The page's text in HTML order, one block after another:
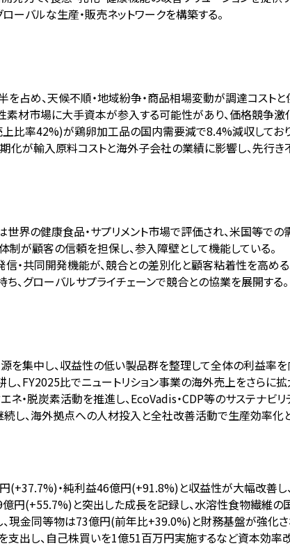
ーバルな生産・販売ネットワークを構築する。
占め、天候不順・地域紛争・商品相場変動が調達コストと
材市場に大手資本が参入する可能性があり、価格競争激
上比率42%)が鶏卵加工品の国内需要減で8.4%減収してお
化が輸入原料コストと海外子会社の業績に影響し、先行き
界の健康食品・サプリメント市場で評価され、米国等での
が顧客の信頼を担保し、参入障壁として機能している。
・共同開発機能が、競合との差別化と顧客粘着性を高める
、グローバルサプライチェーンで競合との協業を展開する。
集中し、収益性の低い製品群を整理して全体の利益率を
、FY2025比でニュートリション事業の海外売上をさらに拡
・脱炭素活動を推進し、EcoVadis・CDP等のサステナビリ
し、海外拠点への人材投入と全社改善活動で生産効率化
・純利益46億円(+91.8%)と収益性が大幅改善し
円(+55.7%)と突出した成長を記録し、水溶性食物繊維の
現金同等物は73億円(前年比+39.0%)と財務基盤が強化さ
出し、自己株買いを1億51百万円実施するなど資本効率